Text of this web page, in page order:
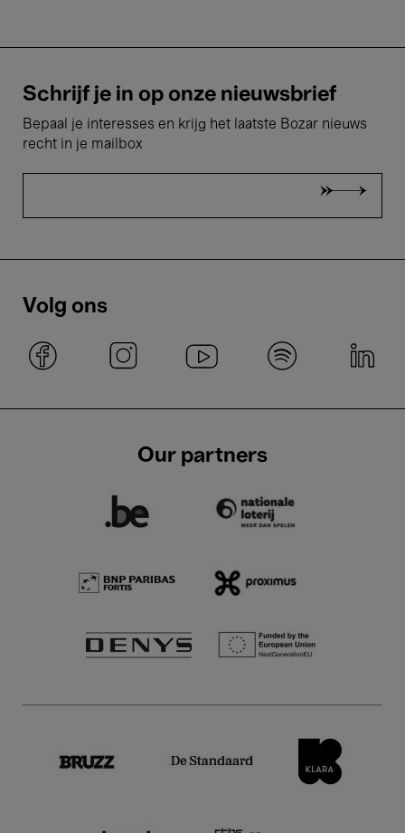
Schrijf je in op onze nieuwsbrief
Bepaal je interesses en krijg het laatste Bozar nieuws
recht in je mailbox
Volg ons
Our partners